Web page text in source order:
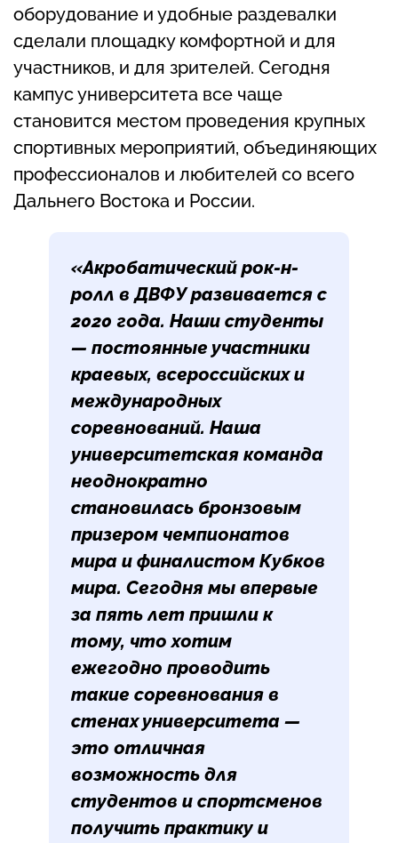
оборудование и удобные раздевалки
сделали площадку комфортной и для
участников, и для зрителей. Сегодня
кампус университета все чаще
становится местом проведения крупных
спортивных мероприятий, объединяющих
профессионалов и любителей со всего
Дальнего Востока и России.
«Акробатический рок-н-
ролл в ДВФУ развивается с
2020 года. Наши студенты
— постоянные участники
краевых, всероссийских и
международных
соревнований. Наша
университетская команда
неоднократно
становилась бронзовым
призером чемпионатов
мира и финалистом Кубков
мира. Сегодня мы впервые
за пять лет пришли к
тому, что хотим
ежегодно проводить
такие соревнования в
стенах университета —
это отличная
возможность для
студентов и спортсменов
получить практику и